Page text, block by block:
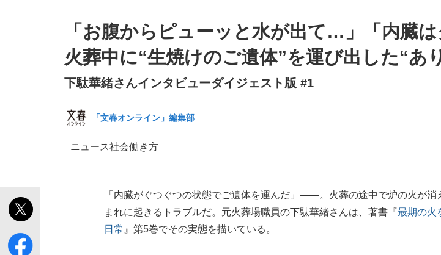
「敗因分析は一切聞かれなかった」侍ジャパン選手が証言した“NPB聞...
もっと見る
キングの誕生を、目撃せよ。
もっと見る
「お腹からピューッと水が出て…」「内臓は
火葬中に“生焼けのご遺体”を運び出した“あ
下駄華緒さんインタビューダイジェスト版 #1
「文春オンライン」編集部
ニュース社会働き方
「内臓がぐつぐつの状態でご遺体を運んだ」――。火葬の途中で炉の火が消
まれに起きるトラブルだ。元火葬場職員の下駄華緒さんは、著書『最期の火
日常 』第5巻でその実態を描いている。